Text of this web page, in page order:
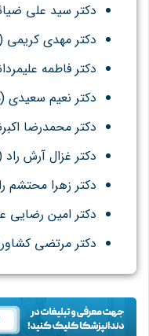
دکتر سید علی
دکتر مهدی کریمی
دکتر فاطمه
دکتر نعیم سعیدی
دکتر محمدرضا
دکتر غزال آرش
دکتر زهرا محتشم
دکتر امین
دکتر مرتضی